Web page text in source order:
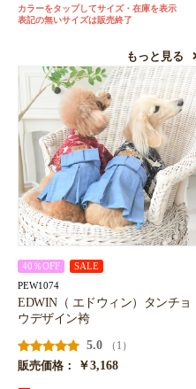
カラーをタップしてサイズ・在庫を表示
表記の無いサイズは販売終了
もっと見る
40％OFF SALE
PEW1074
EDWIN（ エドウィン）タンチョ
ウデザイン袴
5.0
（1）
販売価格：
￥3,168